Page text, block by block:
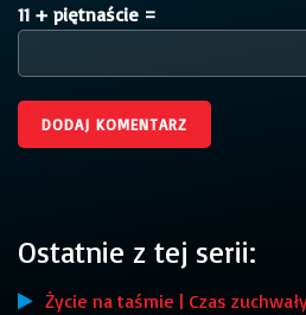
11 + piętnaście =
Ostatnie z tej serii:
Życie na taśmie | Czas